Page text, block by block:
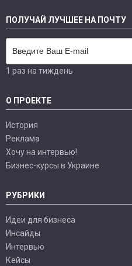
ПОЛУЧАЙ ЛУЧШЕЕ НА ПОЧТУ
1 раз на тиждень
О ПРОЕКТЕ
История
Реклама
Хочу на интервью!
Бизнес-курсы в Украине
РУБРИКИ
Идеи для бизнеса
Инсайды
Интервью
Кейсы